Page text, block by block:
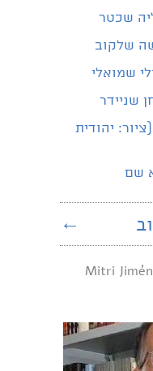
שכטר
שלקוב
שמואלי
שניידר
שירת מחאה וכאב 2023 (ציור: יהודית
שם
←